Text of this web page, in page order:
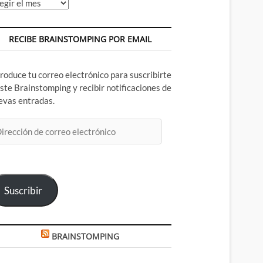
RECIBE BRAINSTOMPING POR EMAIL
tu correo electrónico para suscribirte
Brainstomping y recibir notificaciones de
entradas.
Suscribir
BRAINSTOMPING